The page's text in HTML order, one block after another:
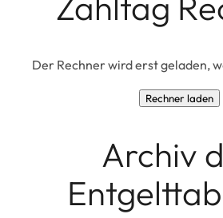
Der Rechner wird erst geladen,
Rechner laden
Archiv